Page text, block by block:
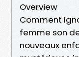
Overview
Comment
femme son
nouveaux